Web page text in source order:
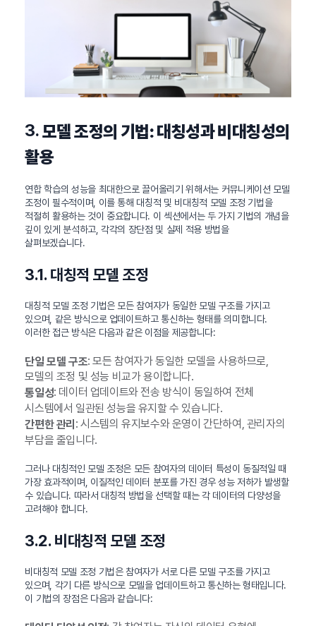
3.모델 조정의 기법: 대칭성과 비대칭성의
활용
연합 학습의 성능을 최대한으로 끌어올리기 위해서는 커뮤니케이션 모델
조정이 필수적이며, 이를 통해 대칭적 및 비대칭적 모델 조정 기법을
적절히 활용하는 것이 중요합니다. 이 섹션에서는 두 가지 기법의 개념을
깊이 있게 분석하고, 각각의 장단점 및 실제 적용 방법을
살펴보겠습니다.
3.1. 대칭적 모델 조정
대칭적 모델 조정 기법은 모든 참여자가 동일한 모델 구조를 가지고
있으며, 같은 방식으로 업데이트하고 통신하는 형태를 의미합니다.
이러한 접근 방식은 다음과 같은 이점을 제공합니다:
단일 모델 구조: 모든 참여자가 동일한 모델을 사용하므로,
모델의 조정 및 성능 비교가 용이합니다.
통일성: 데이터 업데이트와 전송 방식이 동일하여 전체
시스템에서 일관된 성능을 유지할 수 있습니다.
간편한 관리 : 시스템의 유지보수와 운영이 간단하여, 관리자의
부담을 줄입니다.
그러나 대칭적인 모델 조정은 모든 참여자의 데이터 특성이 동질적일 때
가장 효과적이며, 이질적인 데이터 분포를 가진 경우 성능 저하가 발생할
수 있습니다. 따라서 대칭적 방법을 선택할 때는 각 데이터의 다양성을
고려해야 합니다.
3.2. 비대칭적 모델 조정
비대칭적 모델 조정 기법은 참여자가 서로 다른 모델 구조를 가지고
있으며, 각기 다른 방식으로 모델을 업데이트하고 통신하는 형태입니다.
이 기법의 장점은 다음과 같습니다: